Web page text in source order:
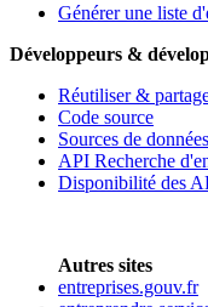
Générer une liste
Développeurs &
Réutiliser &
Code source
Sources de données
API Recherche
Disponibilité des
Autres sites
entreprises.gouv.fr